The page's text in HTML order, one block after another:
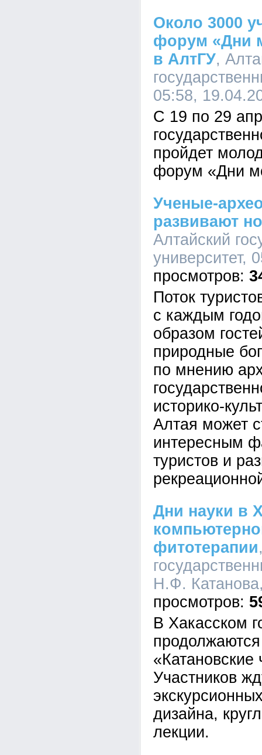
Около 3000
форум «Дни
в АлтГУ,
05:58,
С 19 по 29
пройдет
форум «Дни
Ученые-
развивают
Алтайский
университет,
Поток
с каждым
образом
природные
по мнению
историко-
Алтая может
интересным
туристов и
Дни науки в
фитотерапии
Н.Ф.
В Хакасском
«Катановские
Участников
дизайна,
лекции.